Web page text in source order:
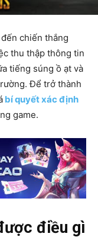
chiến thắng
thu thập thông tin
tiếng súng ồ ạt và
Để trở thành
bí quyết xác định
game.
điều gì